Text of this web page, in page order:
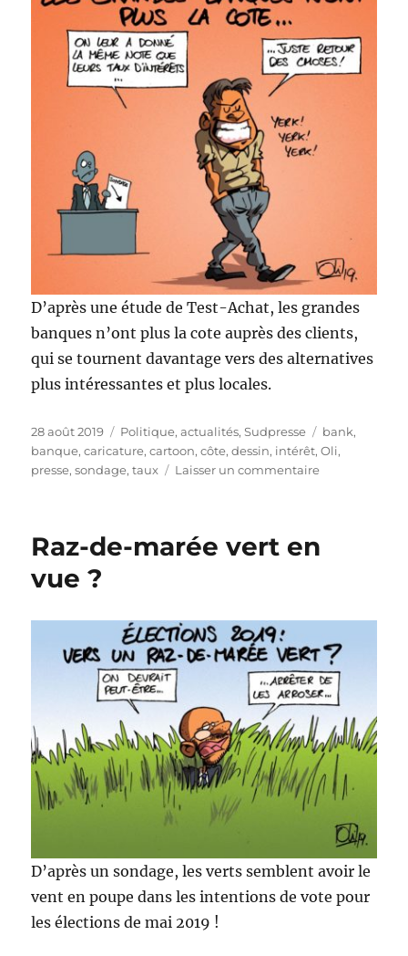
D’après une étude de Test-Achat, les grandes
banques n’ont plus la cote auprès des clients,
qui se tournent davantage vers des alternatives
plus intéressantes et plus locales.
Publié
le
28 août 2019 Catégories
Politique, actualités,Sudpresse Étiquettes
bank,
banque,caricature,cartoon,côte,dessin, intérêt,Oli,
presse,sondage,taux Laisser un commentairesur
ne
Raz-de-marée vert en
vue ?
D’après un sondage, les verts semblent avoir le
vent en poupe dans les intentions de vote pour
les élections de mai 2019 !